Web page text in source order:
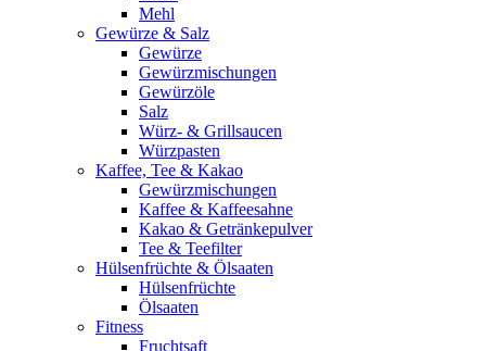
Mehl
Gewürze & Salz
Gewürze
Gewürzmischungen
Gewürzöle
Salz
Würz- & Grillsaucen
Würzpasten
Kaffee, Tee & Kakao
Gewürzmischungen
Kaffee & Kaffeesahne
Kakao & Getränkepulver
Tee & Teefilter
Hülsenfrüchte & Ölsaaten
Hülsenfrüchte
Ölsaaten
Fitness
Fruchtsaft